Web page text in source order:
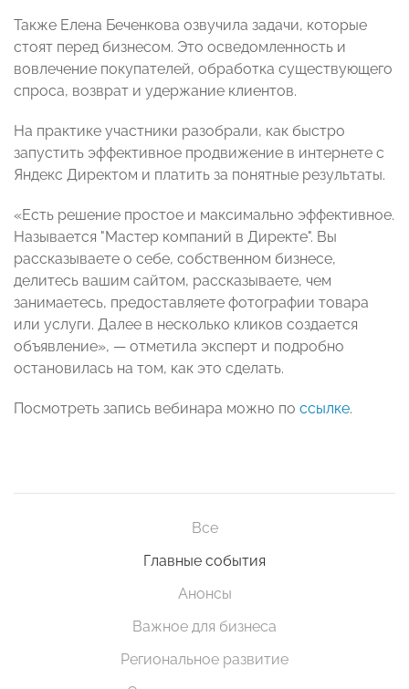
Также Елена Беченкова озвучила задачи, которые
стоят перед бизнесом. Это осведомленность и
вовлечение покупателей, обработка существующего
спроса, возврат и удержание клиентов.
На практике участники разобрали, как быстро
запустить эффективное продвижение в интернете с
Яндекс Директом и платить за понятные результаты.
«Есть решение простое и максимально эффективное.
Называется "Мастер компаний в Директе". Вы
рассказываете о себе, собственном бизнесе,
делитесь вашим сайтом, рассказываете, чем
занимаетесь, предоставляете фотографии товара
или услуги. Далее в несколько кликов создается
объявление», — отметила эксперт и подробно
остановилась на том, как это сделать.
Посмотреть запись вебинара можно по ссылке.
Все
Главные события
Анонсы
Важное для бизнеса
Региональное развитие